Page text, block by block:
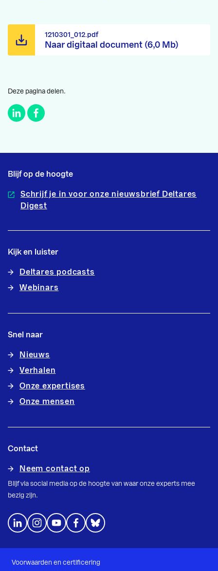
Naar digitaal document (6,0 Mb)
1210301_012.pdf
Deze pagina delen.
Blijf op de hoogte
Schrijf je in voor onze nieuwsbrief Deltares
Digest
Kijk en luister
Deltares podcasts
Webinars
Snel naar
Nieuws
Verhalen
Onze expertises
Onze mensen
Contact
Neem contact op
Blijf via social media op de hoogte van waar onze experts mee
bezig zijn.
Voorwaarden en certificering